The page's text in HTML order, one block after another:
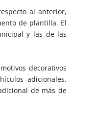
al anterior,
de plantilla. El
y las de las
decorativos
adicionales,
de más de